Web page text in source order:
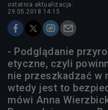
ostatnia aktualizacja:
29.05.2018 14:15
- Podglądanie
etyczne, czyli
nie przeszkadzać w
wtedy jest to
mówi Anna